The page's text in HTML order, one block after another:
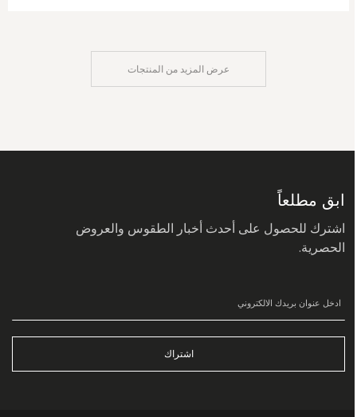
عرض المزيد من المنتجات
ابق مطلعاً
اشترك للحصول على أحدث أخبار الطقوس والعروض
الحصرية.
اشتراك